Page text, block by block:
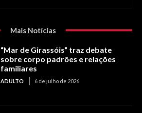
Mais Notícias
“Mar de Girassóis” traz debate
sobre corpo padrões e relações
familiares
ADULTO 6 de julho de 2026